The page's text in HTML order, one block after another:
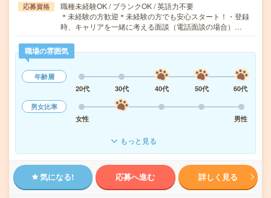
応募資格
職種未経験OK / ブランクOK / 英語力不要
＊未経験の方歓迎＊未経験の方でも安心スタート！・登録
時、キャリアを一緒に考える面談（電話面談の場合）…
職場の雰囲気
年齢層
20代
30代 40代 50代
60代
男女比率
女性
男性
もっと見る
気になる! 応募へ進む 詳しく見る